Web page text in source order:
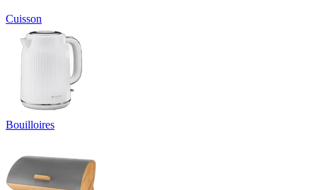
Cuisson
Bouilloires